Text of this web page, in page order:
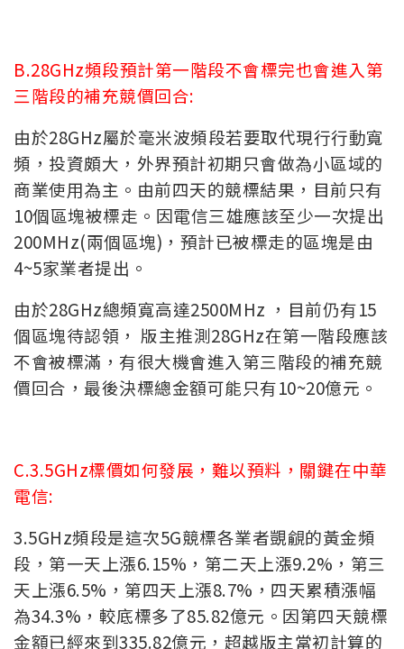
B.28GHz頻段預計第一階段不會標完也會進入第
三階段的補充競價回合:
由於28GHz屬於毫米波頻段若要取代現行行動寬
頻，投資頗大，外界預計初期只會做為小區域的
商業使用為主。由前四天的競標結果，目前只有
10個區塊被標走。因電信三雄應該至少一次提出
200MHz(兩個區塊)，預計已被標走的區塊是由
4~5家業者提出。
由於28GHz總頻寬高達2500MHz ，目前仍有15
個區塊待認領， 版主推測28GHz在第一階段應該
不會被標滿，有很大機會進入第三階段的補充競
價回合，最後決標總金額可能只有10~20億元。
C.3.5GHz標價如何發展，難以預料，關鍵在中華
電信:
3.5GHz頻段是這次5G競標各業者覬覦的黃金頻
段，第一天上漲6.15%，第二天上漲9.2%，第三
天上漲6.5%，第四天上漲8.7%，四天累積漲幅
為34.3%，較底標多了85.82億元。因第四天競標
金額已經來到335.82億元，超越版主當初計算的